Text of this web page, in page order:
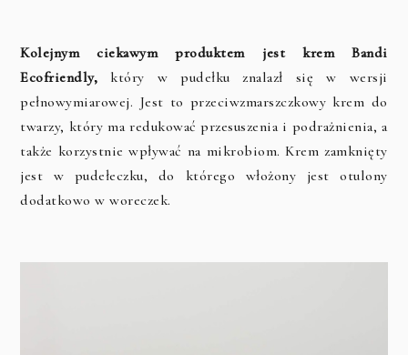
Kolejnym ciekawym produktem jest krem Bandi
Ecofriendly, który w pudełku znalazł się w wersji
pełnowymiarowej. Jest to przeciwzmarszczkowy krem do
twarzy, który ma redukować przesuszenia i podrażnienia, a
także korzystnie wpływać na mikrobiom. Krem zamknięty
jest w pudełeczku, do którego włożony jest otulony
dodatkowo w woreczek.